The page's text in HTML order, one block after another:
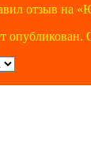
отзыв на
опубликован.